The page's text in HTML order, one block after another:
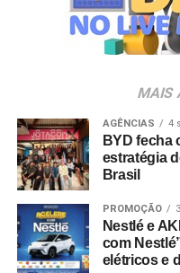
MAIS
AGÊNCIAS 4
BYD fecha
estratégia
Brasil
PROMOÇÃO
Nestlé e
com
elétricos e